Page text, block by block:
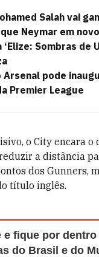
Salah vai
Neymar em
Sombras de
Arsenal pode
Premier League
o City encara o
a distância
dos Gunners,
título inglês.
e fique por
do Brasil e do